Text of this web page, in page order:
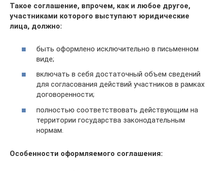
Такое соглашение, впрочем, как и любое другое,
участниками которого выступают юридические
лица, должно:
быть оформлено исключительно в письменном
виде;
включать в себя достаточный объем сведений
для согласования действий участников в рамках
договоренности;
полностью соответствовать действующим на
территории государства законодательным
нормам.
Особенности оформляемого соглашения: